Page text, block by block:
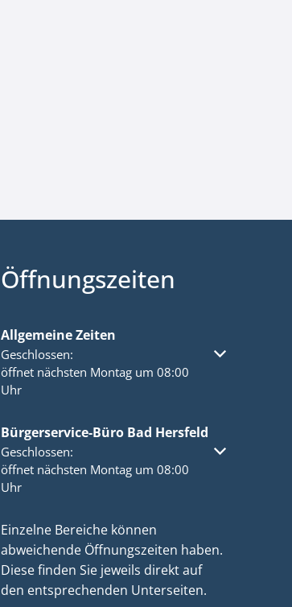
Öffnungszeiten
Allgemeine Zeiten
Klicken, um weitere Öffnungs- oder Schließzeiten
Geschlossen:
öffnet nächsten Montag um 08:00
Uhr
Bürgerservice-Büro Bad Hersfeld
Klicken, um weitere Öffnungs- oder Schließzeiten
Geschlossen:
öffnet nächsten Montag um 08:00
Uhr
Einzelne Bereiche können
abweichende Öffnungszeiten haben.
Diese finden Sie jeweils direkt auf
den entsprechenden Unterseiten.